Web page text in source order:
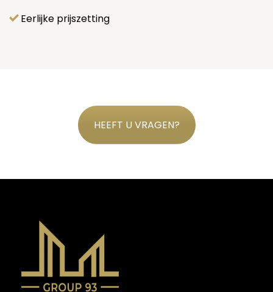
Eerlijke prijszetting
HEEFT U VRAGEN?